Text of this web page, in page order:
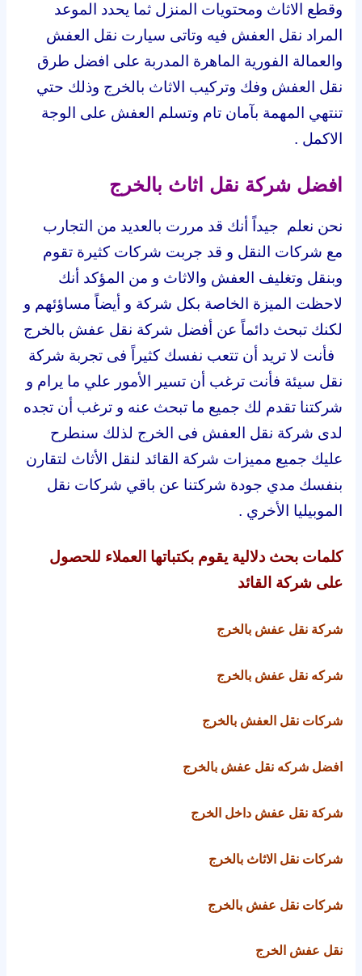
وقطع الاثاث ومحتويات المنزل ثما يحدد الموعد
المراد نقل العفش فيه وتاتى سيارت نقل العفش
والعمالة الفورية الماهرة المدربة على افضل طرق
نقل العفش وفك وتركيب الاثاث بالخرج وذلك حتي
تنتهي المهمة بآمان تام وتسلم العفش على الوجة
الاكمل .
افضل شركة نقل اثاث بالخرج
نحن نعلم جيداً أنك قد مررت بالعديد من التجارب
مع شركات النقل و قد جربت شركات كثيرة تقوم
وبنقل وتغليف العفش والاثاث و من المؤكد أنك
لاحظت الميزة الخاصة بكل شركة و أيضاً مساؤئهم و
لكنك تبحث دائماً عن أفضل شركة نقل عفش بالخرج
فأنت لا تريد أن تتعب نفسك كثيراً فى تجربة شركة
نقل سيئة فأنت ترغب أن تسير الأمور علي ما يرام و
شركتنا تقدم لك جميع ما تبحث عنه و ترغب أن تجده
لدى شركة نقل العفش فى الخرج لذلك سنطرح
عليك جميع مميزات شركة القائد لنقل الأثاث لتقارن
بنفسك مدي جودة شركتنا عن باقي شركات نقل
الموبيليا الأخري .
كلمات بحث دلالية يقوم بكتباتها العملاء للحصول
على شركة القائد
شركة نقل عفش بالخرج
شركه نقل عفش بالخرج
شركات نقل العفش بالخرج
افضل شركه نقل عفش بالخرج
شركة نقل عفش داخل الخرج
شركات نقل الاثاث بالخرج
شركات نقل عفش بالخرج
نقل عفش الخرج